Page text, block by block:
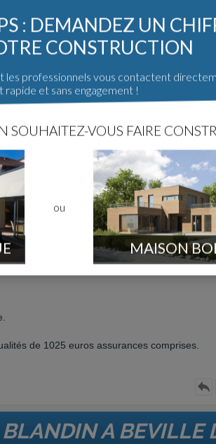
avec le crédit foncier.. Sachant que nous
nous prêter au grand maximum 170 000/180
de 1025 euros assurances comprises.
A BEVILLE
: DEMANDEZ UN
CONSTRUCTION
les professionnels vous contactent
rapide et sans engagement !
SOUHAITEZ-VOUS FAIRE
ou
MAISON